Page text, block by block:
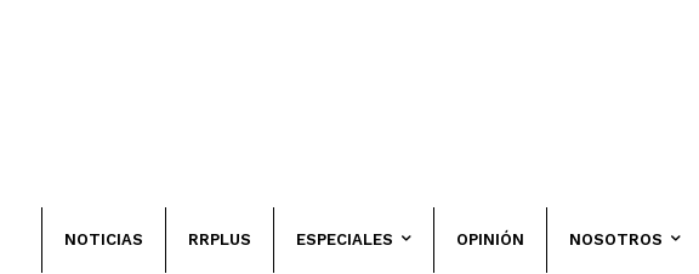
NOTICIAS RRPLUS ESPECIALES OPINIÓN NOSOTROS